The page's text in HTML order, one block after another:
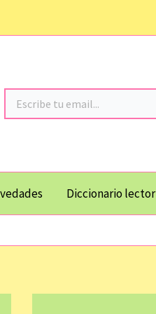
Escribe tu email...
Diccionario lector